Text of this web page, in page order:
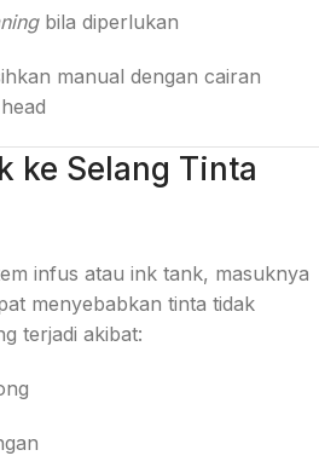
bila diperlukan
manual dengan cairan
ke Selang Tinta
infus atau ink tank, masuknya
menyebabkan tinta tidak
terjadi akibat: